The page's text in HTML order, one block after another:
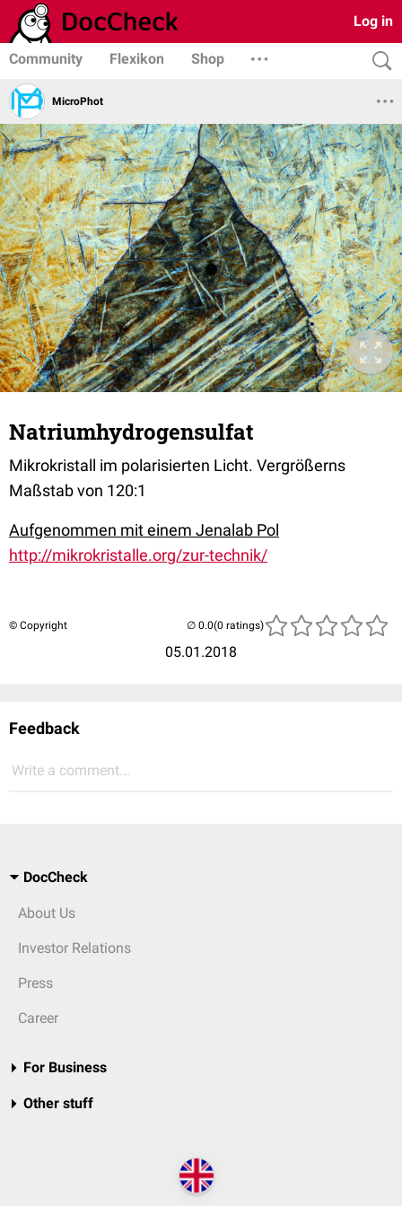
Log in
Community Flexikon Shop
MicroPhot
Natriumhydrogensulfat
Mikrokristall im polarisierten Licht. Vergrößerns
Maßstab von 120:1
Aufgenommen mit einem Jenalab Pol
http://mikrokristalle.org/zur-technik/
© Copyright
05.01.2018
(0 ratings)
Feedback
Write a comment...
DocCheck
About Us
Investor Relations
Press
Career
For Business
Other stuff